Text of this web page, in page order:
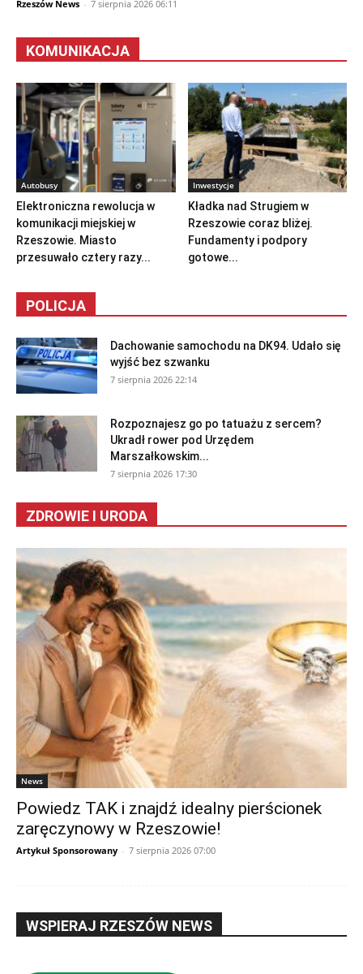
Rzeszów News - 7 sierpnia 2026 06:11
KOMUNIKACJA
Autobusy
Elektroniczna rewolucja w
komunikacji miejskiej w
Rzeszowie. Miasto
przesuwało cztery razy...
Inwestycje
Kładka nad Strugiem w
Rzeszowie coraz bliżej.
Fundamenty i podpory
gotowe...
POLICJA
Dachowanie samochodu na DK94. Udało się
wyjść bez szwanku
7 sierpnia 2026 22:14
Rozpoznajesz go po tatuażu z sercem?
Ukradł rower pod Urzędem
Marszałkowskim...
7 sierpnia 2026 17:30
ZDROWIE I URODA
News
Powiedz TAK i znajdź idealny pierścionek
zaręczynowy w Rzeszowie!
Artykuł Sponsorowany - 7 sierpnia 2026 07:00
WSPIERAJ RZESZÓW NEWS